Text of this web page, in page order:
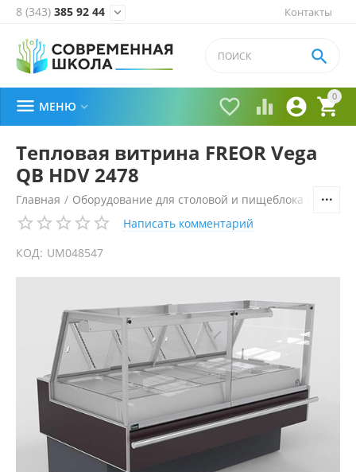
Контакты
8 (343) 385 92 44 
0


 

 МЕНЮ 
Тепловая витрина FREOR Vega
QB HDV 2478
Главная / Оборудование для столовой и пищеблока
Написать комментарий
КОД: UM048547